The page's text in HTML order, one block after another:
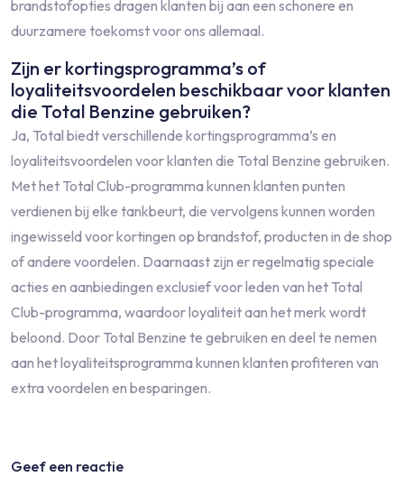
brandstofopties dragen klanten bij aan een schonere en
duurzamere toekomst voor ons allemaal.
Zijn er kortingsprogramma’s of
loyaliteitsvoordelen beschikbaar voor klanten
die Total Benzine gebruiken?
Ja, Total biedt verschillende kortingsprogramma’s en
loyaliteitsvoordelen voor klanten die Total Benzine gebruiken.
Met het Total Club-programma kunnen klanten punten
verdienen bij elke tankbeurt, die vervolgens kunnen worden
ingewisseld voor kortingen op brandstof, producten in de shop
of andere voordelen. Daarnaast zijn er regelmatig speciale
acties en aanbiedingen exclusief voor leden van het Total
Club-programma, waardoor loyaliteit aan het merk wordt
beloond. Door Total Benzine te gebruiken en deel te nemen
aan het loyaliteitsprogramma kunnen klanten profiteren van
extra voordelen en besparingen.
Geef een reactie